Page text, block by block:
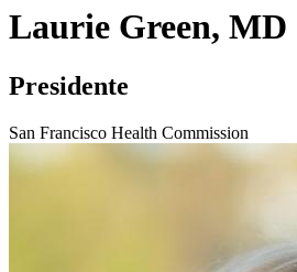
Laurie Green, MD
Presidente
San Francisco Health Commission